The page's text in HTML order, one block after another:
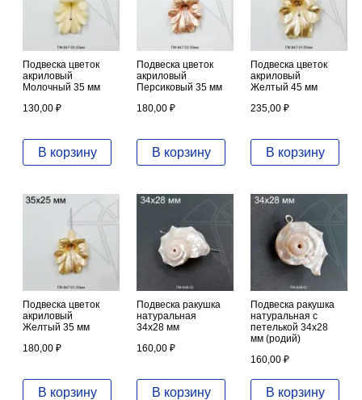
Подвеска цветок
акриловый
Молочный 35 мм
130,00 ₽
В корзину
Подвеска цветок
акриловый
Персиковый 35 мм
180,00 ₽
В корзину
Подвеска цветок
акриловый
Желтый 45 мм
235,00 ₽
В корзину
Подвеска цветок
акриловый
Желтый 35 мм
180,00 ₽
В корзину
Подвеска ракушка
натуральная
34х28 мм
160,00 ₽
В корзину
Подвеска ракушка
натуральная с
петелькой 34х28
мм (родий)
160,00 ₽
В корзину